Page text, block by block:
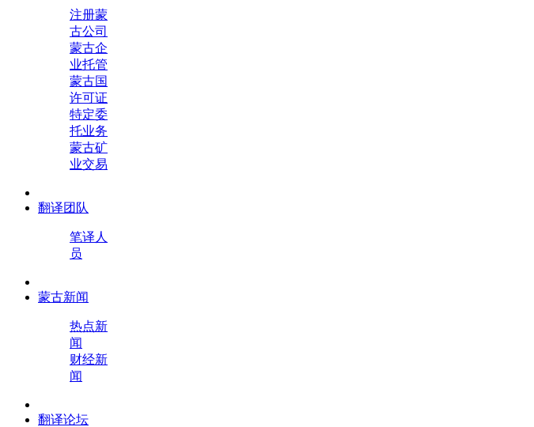
注册蒙
古公司
蒙古企
业托管
蒙古国
许可证
特定委
托业务
蒙古矿
业交易
翻译团队
笔译人
员
蒙古新闻
热点新
闻
财经新
闻
翻译论坛